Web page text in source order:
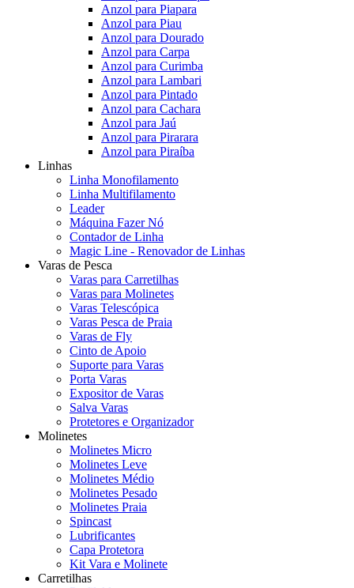
Anzol para Piapara
Anzol para Piau
Anzol para Dourado
Anzol para Carpa
Anzol para Curimba
Anzol para Lambari
Anzol para Pintado
Anzol para Cachara
Anzol para Jaú
Anzol para Pirarara
Anzol para Piraíba
Linhas
Linha Monofilamento
Linha Multifilamento
Leader
Máquina Fazer Nó
Contador de Linha
Magic Line - Renovador de Linhas
Varas de Pesca
Varas para Carretilhas
Varas para Molinetes
Varas Telescópica
Varas Pesca de Praia
Varas de Fly
Cinto de Apoio
Suporte para Varas
Porta Varas
Expositor de Varas
Salva Varas
Protetores e Organizador
Molinetes
Molinetes Micro
Molinetes Leve
Molinetes Médio
Molinetes Pesado
Molinetes Praia
Spincast
Lubrificantes
Capa Protetora
Kit Vara e Molinete
Carretilhas